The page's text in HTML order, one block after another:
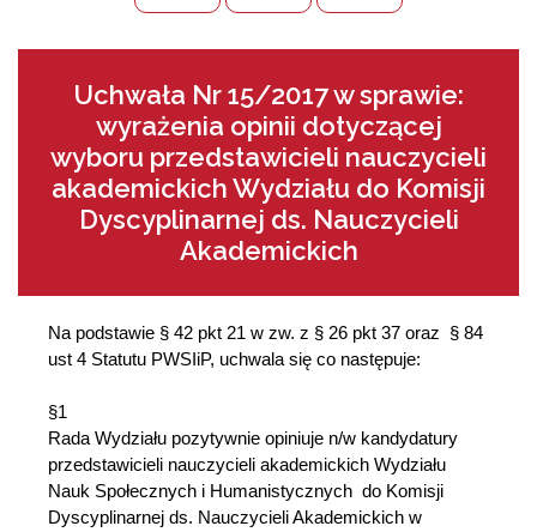
Uchwała Nr 15/2017 w sprawie:
wyrażenia opinii dotyczącej
wyboru przedstawicieli nauczycieli
akademickich Wydziału do Komisji
Dyscyplinarnej ds. Nauczycieli
Akademickich
Na podstawie § 42 pkt 21 w zw. z § 26 pkt 37 oraz § 84
ust 4 Statutu PWSIiP, uchwala się co następuje:
§1
Rada Wydziału pozytywnie opiniuje n/w kandydatury
przedstawicieli nauczycieli akademickich Wydziału
Nauk Społecznych i Humanistycznych do Komisji
Dyscyplinarnej ds. Nauczycieli Akademickich w